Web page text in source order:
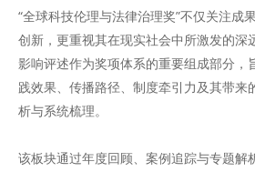
“全球科技伦理与法律治理奖”不仅关注成
创新，更重视其在现实社会中所激发的深
影响评述作为奖项体系的重要组成部分，
践效果、传播路径、制度牵引力及其带来
析与系统梳理。
该板块通过年度回顾、案例追踪与专题解